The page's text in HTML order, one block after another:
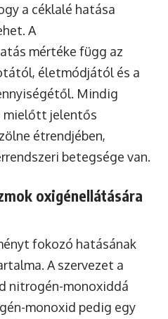
a céklalé hatása
A
mértéke függ az
életmódjától és a
Mindig
mielőtt jelentős
étrendjében,
betegsége van.
oxigénellátására
fokozó hatásának
A szervezet a
nitrogén-monoxiddá
monoxid pedig egy